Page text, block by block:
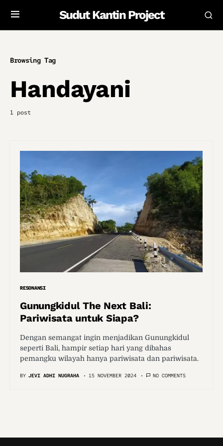
Sudut Kantin Project
Browsing Tag
Handayani
1 post
RESONANSI
Gunungkidul The Next Bali:
Pariwisata untuk Siapa?
Dengan semangat ingin menjadikan Gunungkidul
seperti Bali, hampir setiap hari yang dibahas
pemangku wilayah hanya pariwisata dan pariwisata.
BY JEVI ADHI NUGRAHA 15 NOVEMBER 2024 NO COMMENTS